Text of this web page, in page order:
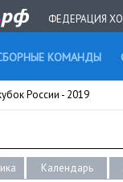
ФЕДЕРАЦИЯ
КОМАНДЫ
России - 2019
Календарь